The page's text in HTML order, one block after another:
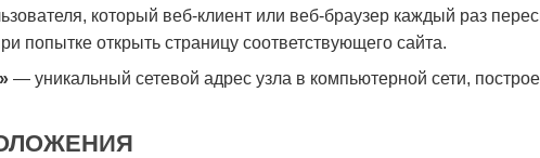
который веб-клиент или веб-браузер каждый раз
попытке открыть страницу соответствующего сайта.
— уникальный сетевой адрес узла в компьютерной сети,